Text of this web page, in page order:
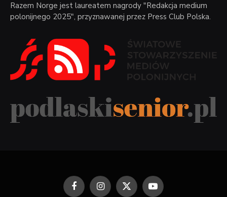
Razem Norge jest laureatem nagrody "Redakcja medium
polonijnego 2025", przyznawanej przez Press Club Polska.
FacebookInstagram
X
YouTube